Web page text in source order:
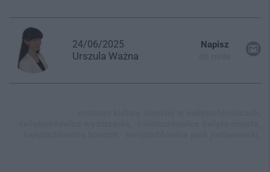
24/06/2025
Urszula Ważna
Napisz